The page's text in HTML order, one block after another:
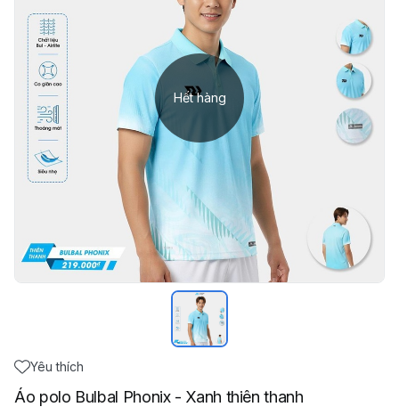
Hết hàng
Yêu thích
Áo polo Bulbal Phonix - Xanh thiên thanh